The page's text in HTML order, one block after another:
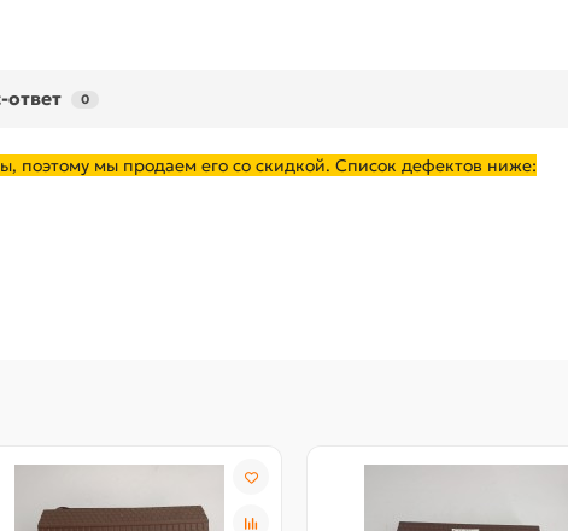
ответ 0
поэтому мы продаем его со скидкой. Список дефектов ниже: